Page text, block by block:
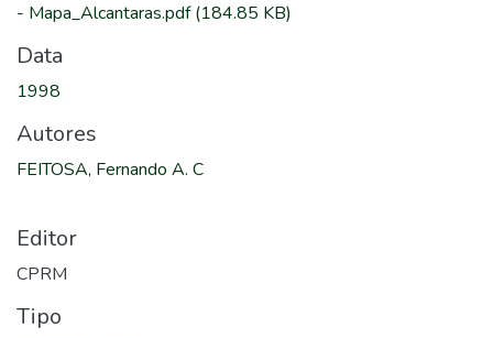
- Mapa_Alcantaras.pdf(184.85 KB)
Data
1998
Autores
FEITOSA, Fernando A. C
Editor
CPRM
Tipo